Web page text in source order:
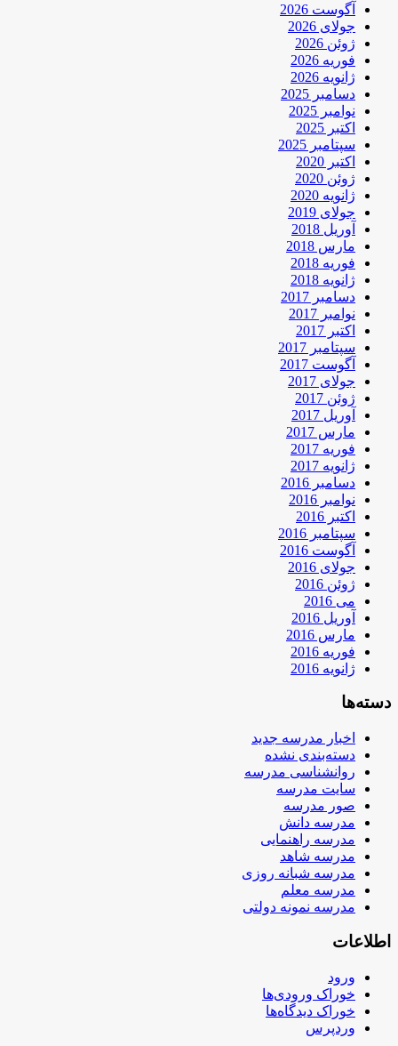
آگوست 2026
جولای 2026
ژوئن 2026
فوریه 2026
ژانویه 2026
دسامبر 2025
نوامبر 2025
اکتبر 2025
سپتامبر 2025
اکتبر 2020
ژوئن 2020
ژانویه 2020
جولای 2019
آوریل 2018
مارس 2018
فوریه 2018
ژانویه 2018
دسامبر 2017
نوامبر 2017
اکتبر 2017
سپتامبر 2017
آگوست 2017
جولای 2017
ژوئن 2017
آوریل 2017
مارس 2017
فوریه 2017
ژانویه 2017
دسامبر 2016
نوامبر 2016
اکتبر 2016
سپتامبر 2016
آگوست 2016
جولای 2016
ژوئن 2016
می 2016
آوریل 2016
مارس 2016
فوریه 2016
ژانویه 2016
دسته‌ها
اخبار مدرسه جدید
دسته‌بندی نشده
روانشناسی مدرسه
سایت مدرسه
صور مدرسه
مدرسه دانش
مدرسه راهنمایی
مدرسه شاهد
مدرسه شبانه روزی
مدرسه معلم
مدرسه نمونه دولتی
اطلاعات
ورود
خوراک ورودی‌ها
خوراک دیدگاه‌ها
وردپرس